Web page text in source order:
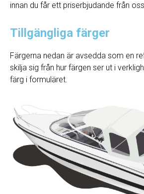
innan du får ett priserbjudande från
Tillgängliga färger
Färgerna nedan är avsedda som en
skilja sig från hur färgen ser ut i
färg i formuläret.